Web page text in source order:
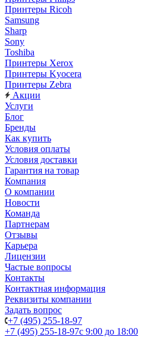
Принтеры Ricoh
Samsung
Sharp
Sony
Toshiba
Принтеры Xerox
Принтеры Kyocera
Принтеры Zebra
Акции
Услуги
Блог
Бренды
Как купить
Условия оплаты
Условия доставки
Гарантия на товар
Компания
О компании
Новости
Команда
Партнерам
Отзывы
Карьера
Лицензии
Частые вопросы
Контакты
Контактная информация
Реквизиты компании
Задать вопрос
+7 (495) 255-18-97
+7 (495) 255-18-97с 9:00 до 18:00